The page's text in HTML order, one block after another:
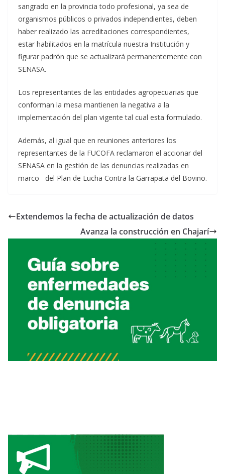
sangrado en la provincia todo profesional, ya sea de
organismos públicos o privados independientes, deben
haber realizado las acreditaciones correspondientes,
estar habilitados en la matrícula nuestra Institución y
figurar padrón que se actualizará permanentemente con
SENASA.
Los representantes de las entidades agropecuarias que
conforman la mesa mantienen la negativa a la
implementación del plan vigente tal cual esta formulado.
Además, al igual que en reuniones anteriores los
representantes de la FUCOFA reclamaron el accionar del
SENASA en la gestión de las denuncias realizadas en
marco del Plan de Lucha Contra la Garrapata del Bovino.
Extendemos la fecha de actualización de datos
Avanza la construcción en Chajarí